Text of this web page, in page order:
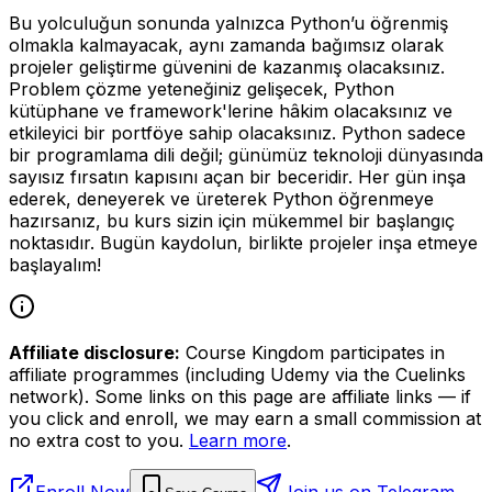
Bu yolculuğun sonunda yalnızca Python’u öğrenmiş
olmakla kalmayacak, aynı zamanda bağımsız olarak
projeler geliştirme güvenini de kazanmış olacaksınız.
Problem çözme yeteneğiniz gelişecek, Python
kütüphane ve framework'lerine hâkim olacaksınız ve
etkileyici bir portföye sahip olacaksınız. Python sadece
bir programlama dili değil; günümüz teknoloji dünyasında
sayısız fırsatın kapısını açan bir beceridir. Her gün inşa
ederek, deneyerek ve üreterek Python öğrenmeye
hazırsanız, bu kurs sizin için mükemmel bir başlangıç
noktasıdır. Bugün kaydolun, birlikte projeler inşa etmeye
başlayalım!
Affiliate disclosure: Course Kingdom participates in
affiliate programmes (including Udemy via the Cuelinks
network). Some links on this page are affiliate links — if
you click and enroll, we may earn a small commission at
no extra cost to you. Learn more.